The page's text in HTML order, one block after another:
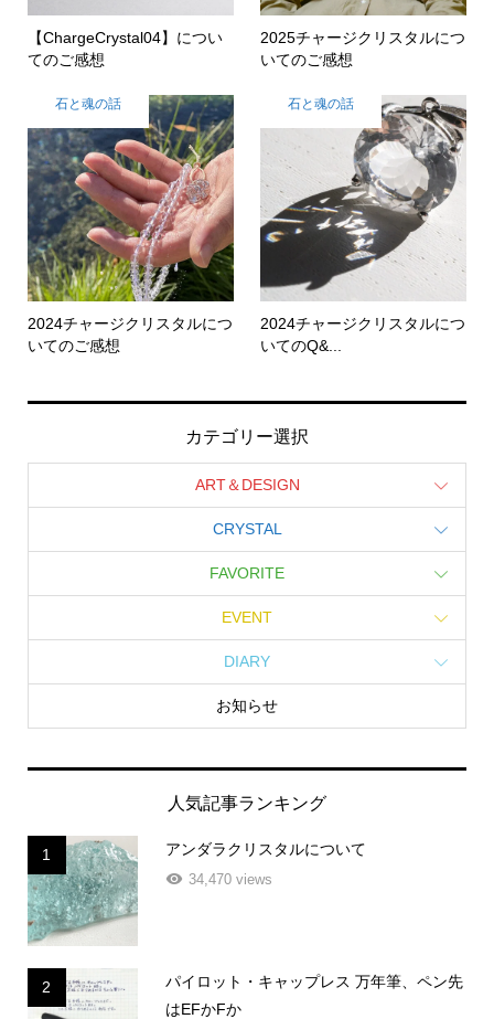
【ChargeCrystal04】につい
てのご感想
2025チャージクリスタルにつ
いてのご感想
石と魂の話
2024チャージクリスタルにつ
いてのご感想
石と魂の話
2024チャージクリスタルにつ
いてのQ&...
カテゴリー選択
ART＆DESIGN
CRYSTAL
FAVORITE
EVENT
DIARY
お知らせ
人気記事ランキング
1 アンダラクリスタルについて
34,470 views
2
パイロット・キャップレス 万年筆、ペン先
はEFかFか